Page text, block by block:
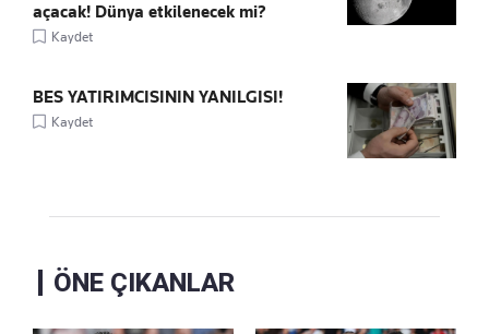
açacak! Dünya etkilenecek mi?
Kaydet
BES YATIRIMCISININ YANILGISI!
Kaydet
ÖNE ÇIKANLAR